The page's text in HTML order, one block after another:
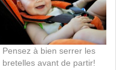
Pensez à bien serrer les
bretelles avant de partir!